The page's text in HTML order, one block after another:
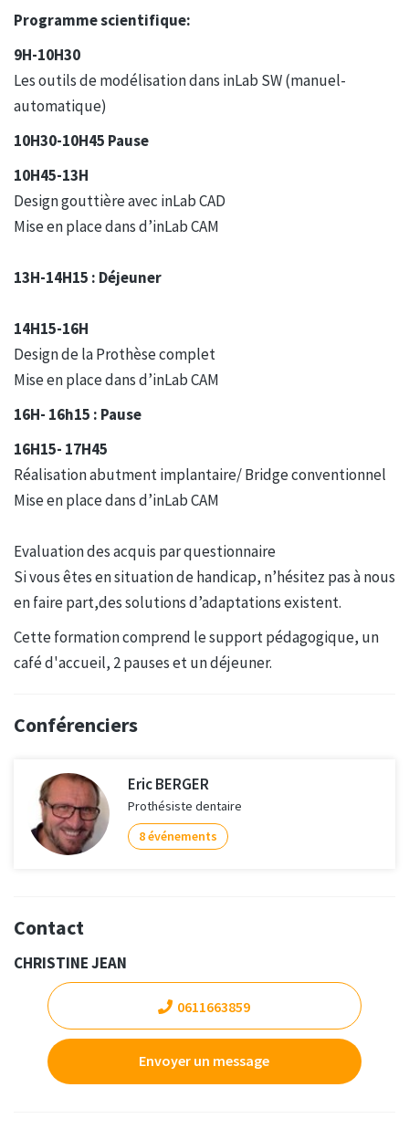
Programme scientifique:
9H-10H30
Les outils de modélisation dans inLab SW (manuel-
automatique)
10H30-10H45 Pause
10H45-13H
Design gouttière avec inLab CAD
Mise en place dans d’inLab CAM
13H-14H15 : Déjeuner
14H15-16H
Design de la Prothèse complet
Mise en place dans d’inLab CAM
16H- 16h15 : Pause
16H15- 17H45
Réalisation abutment implantaire/ Bridge conventionnel
Mise en place dans d’inLab CAM
Evaluation des acquis par questionnaire
Si vous êtes en situation de handicap, n’hésitez pas à nous
en faire part,des solutions d’adaptations existent.
Cette formation comprend le support pédagogique, un
café d'accueil, 2 pauses et un déjeuner.
Conférenciers
Eric BERGER
Prothésiste dentaire
8 événements
Contact
CHRISTINE JEAN
0611663859
Envoyer un message